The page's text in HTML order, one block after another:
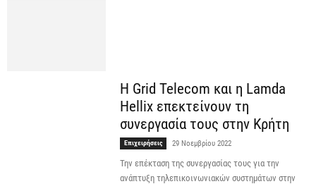
Η Grid Telecom και η Lamda
Hellix επεκτείνουν τη
συνεργασία τους στην Κρήτη
Επιχειρήσεις 29 Νοεμβρίου 2022
Την επέκταση της συνεργασίας τους για την
ανάπτυξη τηλεπικοινωνιακών συστημάτων στην